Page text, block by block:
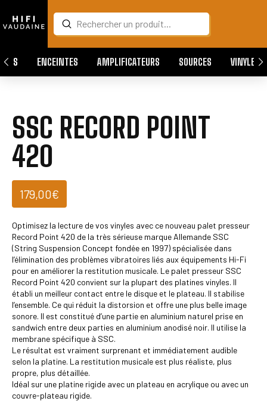
Search
Submit
ENCEINTES AMPLIFICATEURS SOURCES VINYLES
SSC RECORD POINT
420
179,00€
Optimisez la lecture de vos vinyles avec ce nouveau palet presseur
Record Point 420 de la très sérieuse marque Allemande SSC
(String Suspension Concept fondée en 1997) spécialisée dans
l’élimination des problèmes vibratoires liés aux équipements Hi-Fi
pour en améliorer la restitution musicale. Le palet presseur SSC
Record Point 420 convient sur la plupart des platines vinyles. Il
établi un meilleur contact entre le disque et le plateau. Il stabilise
l’ensemble. Ce qui réduit la distorsion et offre une plus belle image
sonore. Il est constitué d’une partie en aluminium naturel prise en
sandwich entre deux parties en aluminium anodisé noir. Il utilise la
membrane spécifique à SSC.
Le résultat est vraiment surprenant et immédiatement audible
selon la platine. La restitution musicale est plus réaliste, plus
propre, plus détaillée.
Idéal sur une platine rigide avec un plateau en acrylique ou avec un
couvre-plateau rigide.